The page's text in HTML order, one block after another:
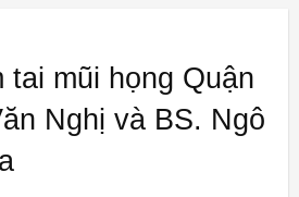
tai mũi họng Quận
Nghị và BS. Ngô